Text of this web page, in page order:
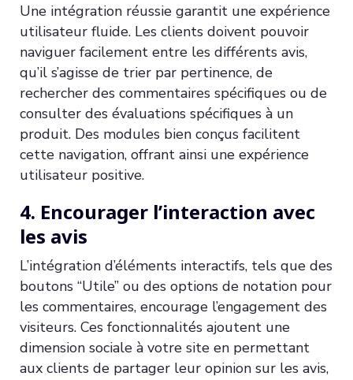
Une intégration réussie garantit une expérience
utilisateur fluide. Les clients doivent pouvoir
naviguer facilement entre les différents avis,
qu’il s’agisse de trier par pertinence, de
rechercher des commentaires spécifiques ou de
consulter des évaluations spécifiques à un
produit. Des modules bien conçus facilitent
cette navigation, offrant ainsi une expérience
utilisateur positive.
4. Encourager l’interaction avec
les avis
L’intégration d’éléments interactifs, tels que des
boutons “Utile” ou des options de notation pour
les commentaires, encourage l’engagement des
visiteurs. Ces fonctionnalités ajoutent une
dimension sociale à votre site en permettant
aux clients de partager leur opinion sur les avis,